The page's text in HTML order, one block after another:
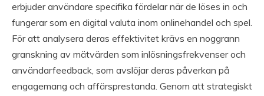
erbjuder användare specifika fördelar när de löses in och
fungerar som en digital valuta inom onlinehandel och spel.
För att analysera deras effektivitet krävs en noggrann
granskning av mätvärden som inlösningsfrekvenser och
användarfeedback, som avslöjar deras påverkan på
engagemang och affärsprestanda. Genom att strategiskt